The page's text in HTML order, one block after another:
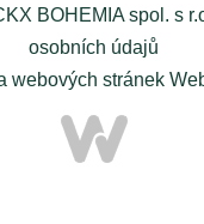
BOHEMIA spol. s
osobních údajů
webových stránek